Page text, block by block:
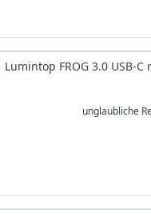
Lumintop FROG 3.0 USB-
unglaubliche